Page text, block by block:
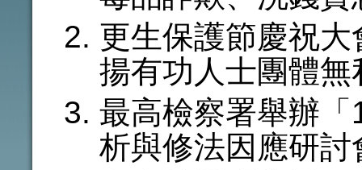
更生保護節慶祝
揚有功人士團體無
最高檢察署舉辦
析與修法因應研討